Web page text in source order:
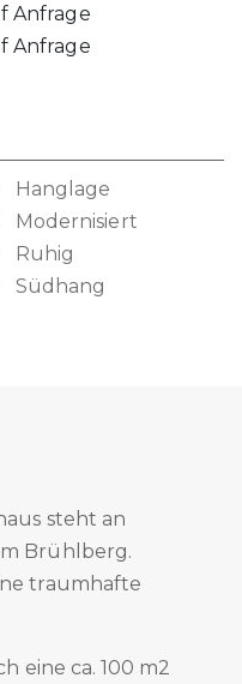
Anfrage
Anfrage
Hanglage
Modernisiert
Ruhig
Südhang
steht an
Brühlberg.
traumhafte
eine ca. 100 m2